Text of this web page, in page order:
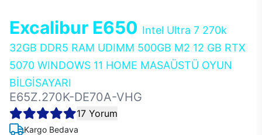
Excalibur E650 Intel Ultra 7 270k
32GB DDR5 RAM UDIMM 500GB M2 12 GB RTX
5070 WINDOWS 11 HOME MASAÜSTÜ OYUN
BİLGİSAYARI
E65Z.270K-DE70A-VHG
17 Yorum
Kargo Bedava